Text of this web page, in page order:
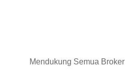
Mendukung Semua Broker